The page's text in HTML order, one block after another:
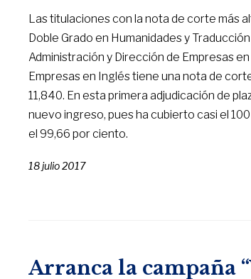
Las titulaciones con la nota de corte más
Doble Grado en Humanidades y
Administración y Dirección de Empresas
Empresas en Inglés tiene una nota de
11,840. En esta primera adjudicación de
nuevo ingreso, pues ha cubierto casi el
el 99,66 por ciento.
18 julio 2017
Arranca la campaña